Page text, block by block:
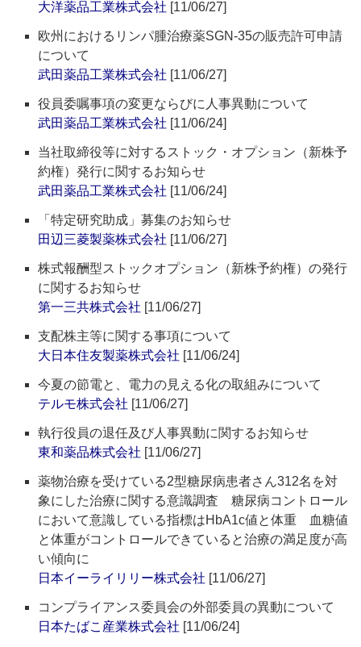
大洋薬品工業株式会社 [11/06/27]
欧州におけるリンパ腫治療薬SGN-35の販売許可申請
について
武田薬品工業株式会社 [11/06/27]
役員委嘱事項の変更ならびに人事異動について
武田薬品工業株式会社 [11/06/24]
当社取締役等に対するストック・オプション（新株予
約権）発行に関するお知らせ
武田薬品工業株式会社 [11/06/24]
「特定研究助成」募集のお知らせ
田辺三菱製薬株式会社 [11/06/27]
株式報酬型ストックオプション（新株予約権）の発行
に関するお知らせ
第一三共株式会社 [11/06/27]
支配株主等に関する事項について
大日本住友製薬株式会社 [11/06/24]
今夏の節電と、電力の見える化の取組みについて
テルモ株式会社 [11/06/27]
執行役員の退任及び人事異動に関するお知らせ
東和薬品株式会社 [11/06/27]
薬物治療を受けている2型糖尿病患者さん312名を対
象にした治療に関する意識調査 糖尿病コントロール
において意識している指標はHbA1c値と体重 血糖値
と体重がコントロールできていると治療の満足度が高
い傾向に
日本イーライリリー株式会社 [11/06/27]
コンプライアンス委員会の外部委員の異動について
日本たばこ産業株式会社 [11/06/24]